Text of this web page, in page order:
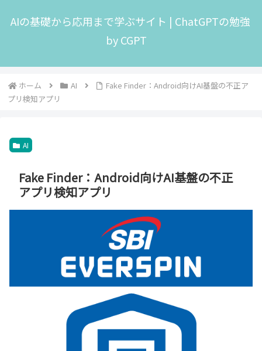
AIの基礎から応用まで学ぶサイト | ChatGPTの勉強
by CGPT
ホーム AI
Fake Finder：Android向けAI基盤の不正ア
プリ検知アプリ
AI
Fake Finder：Android向けAI基盤の不正
アプリ検知アプリ